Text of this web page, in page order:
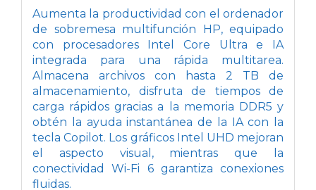
Aumenta la productividad con el ordenador
de sobremesa multifunción HP, equipado
con procesadores Intel Core Ultra e IA
integrada para una rápida multitarea.
Almacena archivos con hasta 2 TB de
almacenamiento, disfruta de tiempos de
carga rápidos gracias a la memoria DDR5 y
obtén la ayuda instantánea de la IA con la
tecla Copilot. Los gráficos Intel UHD mejoran
el aspecto visual, mientras que la
conectividad Wi-Fi 6 garantiza conexiones
fluidas.